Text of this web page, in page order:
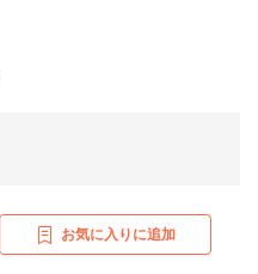
お気に入りに追加